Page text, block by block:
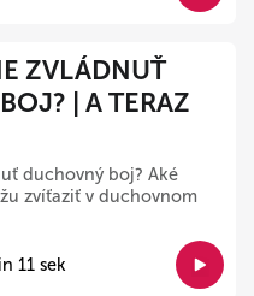
ZVLÁDNUŤ
| A TERAZ
duchovný boj? Aké
zvíťaziť v duchovnom
11 sek